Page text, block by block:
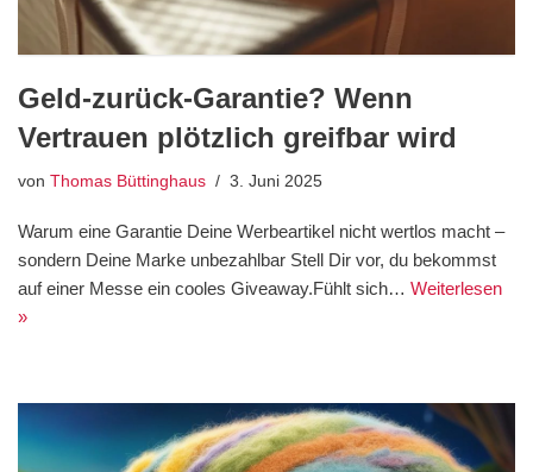
Geld-zurück-Garantie? Wenn
Vertrauen plötzlich greifbar wird
von Thomas Büttinghaus 3. Juni 2025
Warum eine Garantie Deine Werbeartikel nicht wertlos macht –
sondern Deine Marke unbezahlbar Stell Dir vor, du bekommst
auf einer Messe ein cooles Giveaway.Fühlt sich… Weiterlesen
»